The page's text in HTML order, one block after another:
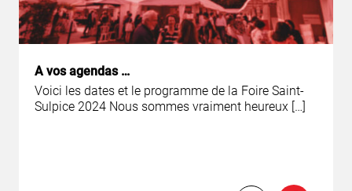
A vos agendas …
Voici les dates et le programme de la Foire Saint-
Sulpice 2024 Nous sommes vraiment heureux […]